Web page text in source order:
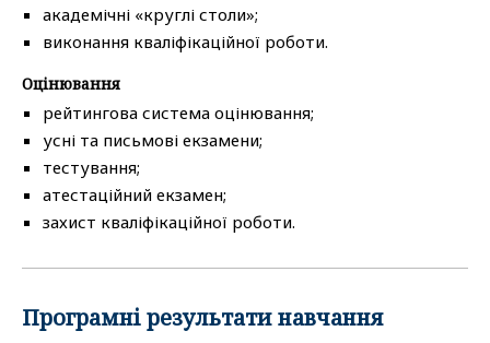
академічні «круглі столи»;
виконання кваліфікаційної роботи.
Оцінювання
рейтингова система оцінювання;
усні та письмові екзамени;
тестування;
атестаційний екзамен;
захист кваліфікаційної роботи.
Програмні результати навчання